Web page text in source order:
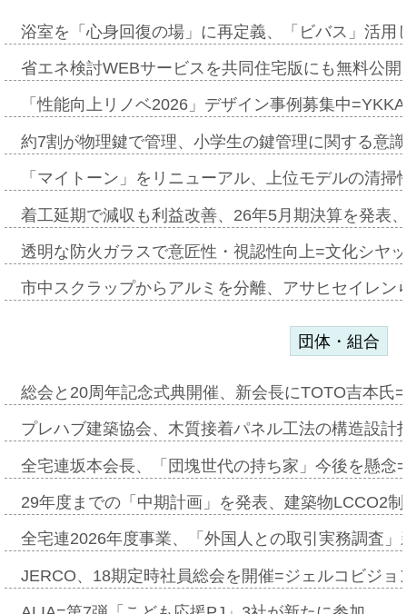
浴室を「心身回復の場」に再定義、「ビバス」活
省エネ検討WEBサービスを共同住宅版にも無料公
「性能向上リノベ2026」デザイン事例募集中
約7割が物理鍵で管理、小学生の鍵管理に関する意
「マイトーン」をリニューアル、上位モデルの清
着工延期で減収も利益改善、26年5月期決算を発表
透明な防火ガラスで意匠性・視認性向上=文化シヤ
市中スクラップからアルミを分離、アサヒセイレ
団体・組合
総会と20周年記念式典開催、新会長にTOTO吉本氏
プレハブ建築協会、木質接着パネル工法の構造設
全宅連坂本会長、「団塊世代の持ち家」今後を懸
29年度までの「中期計画」を発表、建築物LCCO2
全宅連2026年度事業、「外国人との取引実務調査
JERCO、18期定時社員総会を開催=ジェルコビジ